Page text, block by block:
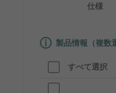
仕様
製品情報（複数
すべて選択